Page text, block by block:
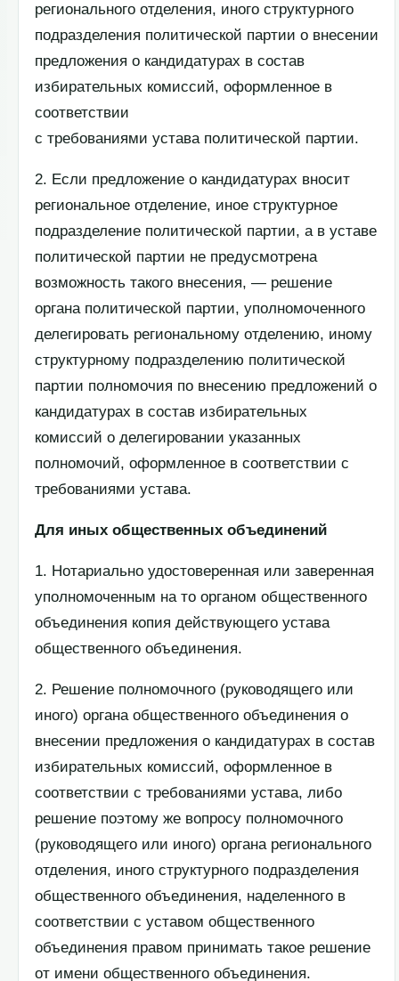
регионального отделения, иного структурного
подразделения политической партии о внесении
предложения о кандидатурах в состав
избирательных комиссий, оформленное в
соответствии
с требованиями устава политической партии.
2. Если предложение о кандидатурах вносит
региональное отделение, иное структурное
подразделение политической партии, а в уставе
политической партии не предусмотрена
возможность такого внесения, — решение
органа политической партии, уполномоченного
делегировать региональному отделению, иному
структурному подразделению политической
партии полномочия по внесению предложений о
кандидатурах в состав избирательных
комиссий о делегировании указанных
полномочий, оформленное в соответствии с
требованиями устава.
Для иных общественных объединений
1. Нотариально удостоверенная или заверенная
уполномоченным на то органом общественного
объединения копия действующего устава
общественного объединения.
2. Решение полномочного (руководящего или
иного) органа общественного объединения о
внесении предложения о кандидатурах в состав
избирательных комиссий, оформленное в
соответствии с требованиями устава, либо
решение поэтому же вопросу полномочного
(руководящего или иного) органа регионального
отделения, иного структурного подразделения
общественного объединения, наделенного в
соответствии с уставом общественного
объединения правом принимать такое решение
от имени общественного объединения.